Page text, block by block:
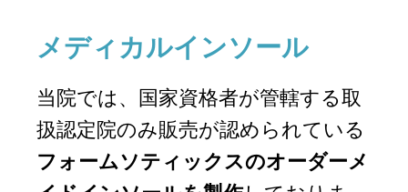
メディカルインソール
当院では、国家資格者が管轄する取
扱認定院のみ販売が認められている
フォームソティックスのオーダーメ